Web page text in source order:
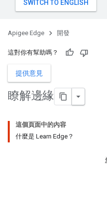
Apigee Edge 開發
這對你有幫助嗎？
提供意見
瞭解邊緣
這個頁面中的內容
什麼是 Learn Edge？